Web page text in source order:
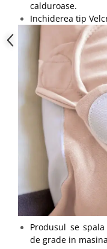
calduroase.
Inchiderea tip
Produsul se
de grade in